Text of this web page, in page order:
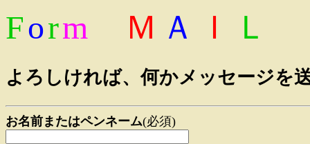
Form Ｍ Ａ Ｉ Ｌ
よろしければ、何かメッセージを
お名前またはペンネーム(必須)